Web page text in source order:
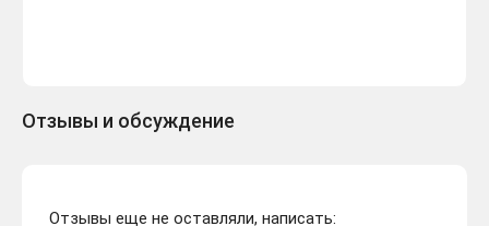
Отзывы и обсуждение
Отзывы еще не оставляли, написать: